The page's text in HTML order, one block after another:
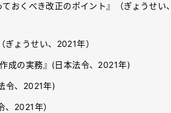
おくべき改正のポイント』（ぎょうせい、
ょうせい、2021年）
成の実務』(日本法令、2021年)
令、2021年)
、2021年）